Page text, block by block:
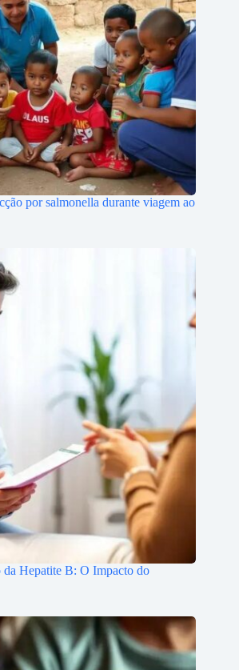
por salmonella durante viagem ao
da Hepatite B: O Impacto do